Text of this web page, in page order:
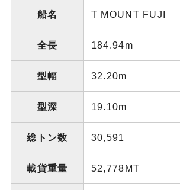
船名 T MOUNT FUJI
全長 184.94m
型幅 32.20m
型深 19.10m
総トン数 30,591
載貨重量 52,778MT